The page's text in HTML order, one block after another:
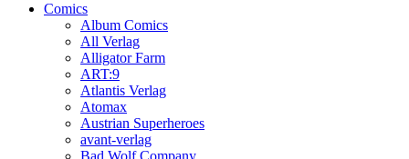
Comics
Album Comics
All Verlag
Alligator Farm
ART:9
Atlantis Verlag
Atomax
Austrian Superheroes
avant-verlag
Bad Wolf Company